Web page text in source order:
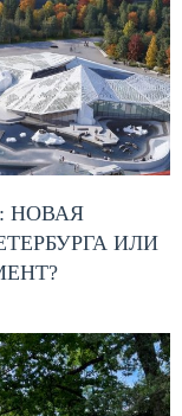
НОВАЯ
ИЛИ